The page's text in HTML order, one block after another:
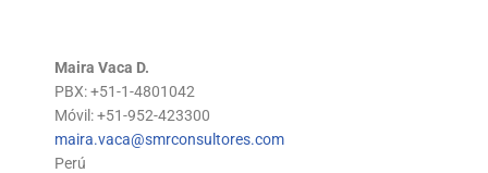
Maira Vaca D.
PBX: +51-1-4801042
Móvil: +51-952-423300
maira.vaca@smrconsultores.com
Perú